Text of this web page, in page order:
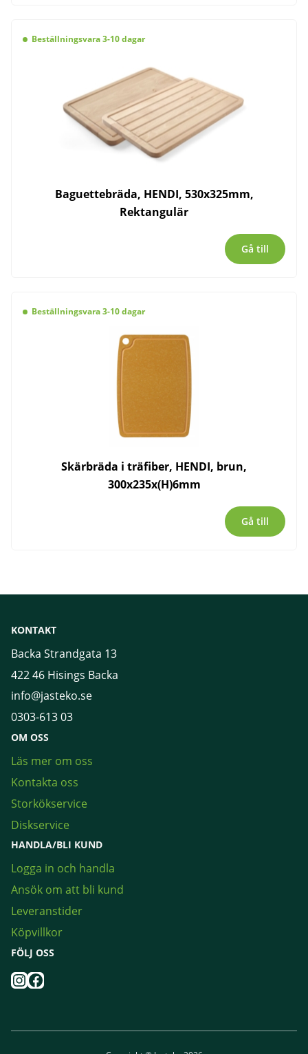
Beställningsvara 3-10 dagar
Baguettebräda, HENDI, 530x325mm,
Rektangulär
Gå till
Beställningsvara 3-10 dagar
Skärbräda i träfiber, HENDI, brun,
300x235x(H)6mm
Gå till
KONTAKT
Backa Strandgata 13
422 46 Hisings Backa
info@jasteko.se
0303-613 03
OM OSS
Läs mer om oss
Kontakta oss
Storkökservice
Diskservice
HANDLA/BLI KUND
Logga in och handla
Ansök om att bli kund
Leveranstider
Köpvillkor
FÖLJ OSS
Instagram
Facebook